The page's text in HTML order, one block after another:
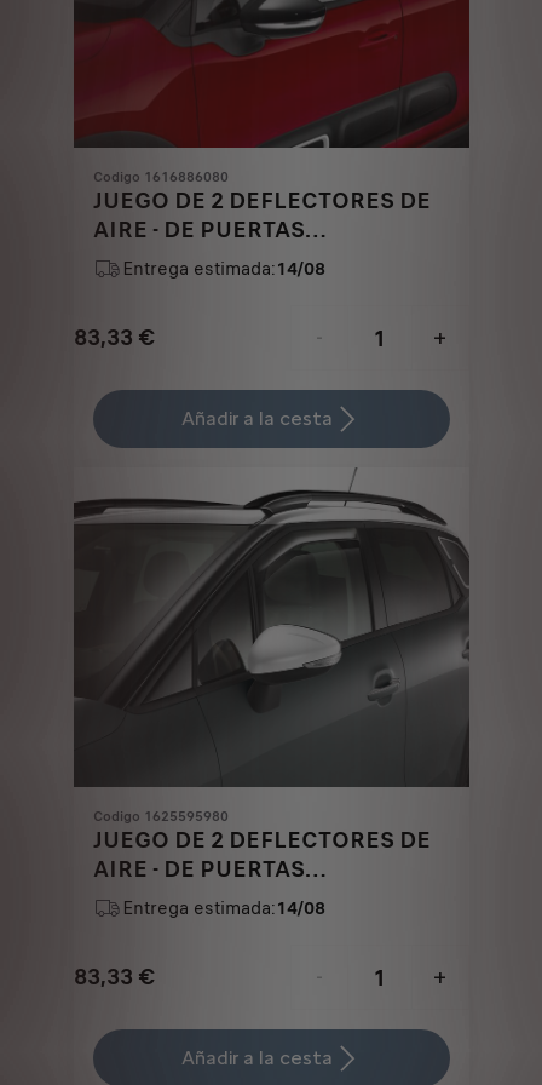
Codigo 1616886080
JUEGO DE 2 DEFLECTORES DE
AIRE - DE PUERTAS
DELANTERAS
Entrega estimada:14/08
83,33 €
Price
83,33
-
+
Quantity
updated
Añadir a la cesta
Codigo 1625595980
JUEGO DE 2 DEFLECTORES DE
AIRE - DE PUERTAS
DELANTERAS
Entrega estimada:14/08
83,33 €
Price
-
+
Quantity
updated
Añadir a la cesta